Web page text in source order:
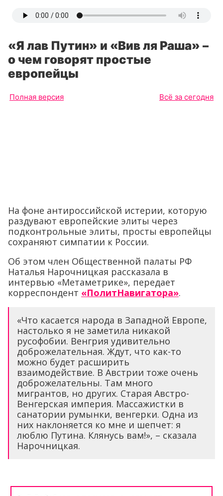
«Я лав Путин» и «Вив ля Раша» –
о чем говорят простые
европейцы
Полная версия Всё за сегодня
На фоне антироссийской истерии, которую
раздувают европейские элиты через
подконтрольные элиты, просты европейцы
сохраняют симпатии к России.
Об этом член Общественной палаты РФ
Наталья Нарочницкая рассказала в
интервью «Метаметрике», передает
корреспондент «ПолитНавигатора».
«Что касается народа в Западной Европе,
настолько я не заметила никакой
русофобии. Венгрия удивительно
доброжелательная. Ждут, что как-то
можно будет расширить
взаимодействие. В Австрии тоже очень
доброжелательны. Там много
мигрантов, но других. Старая Австро-
Венгерская империя. Массажистки в
санатории румынки, венгерки. Одна из
них наклоняется ко мне и шепчет: я
люблю Путина. Клянусь вам!», – сказала
Нарочницкая.